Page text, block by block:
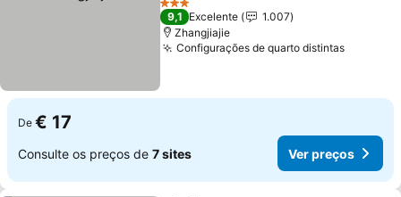
3 Estrelas
9,1 Excelente
1.007
Zhangjiajie
Configurações de quarto distintas
De € 17
Consulte os preços de 7 sites Ver preços